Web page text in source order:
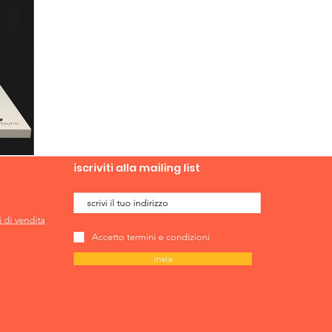
di vendita
iscriviti alla mailing list
Accetto termini e condizioni
invia